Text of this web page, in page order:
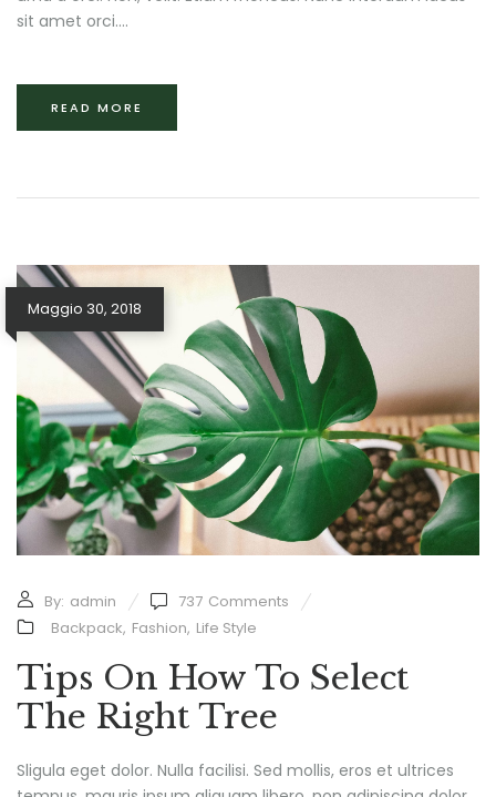
sit amet orci....
READ MORE
Maggio 30, 2018
By: admin 737 Comments
Backpack, Fashion, Life Style
Tips On How To Select
The Right Tree
Sligula eget dolor. Nulla facilisi. Sed mollis, eros et ultrices